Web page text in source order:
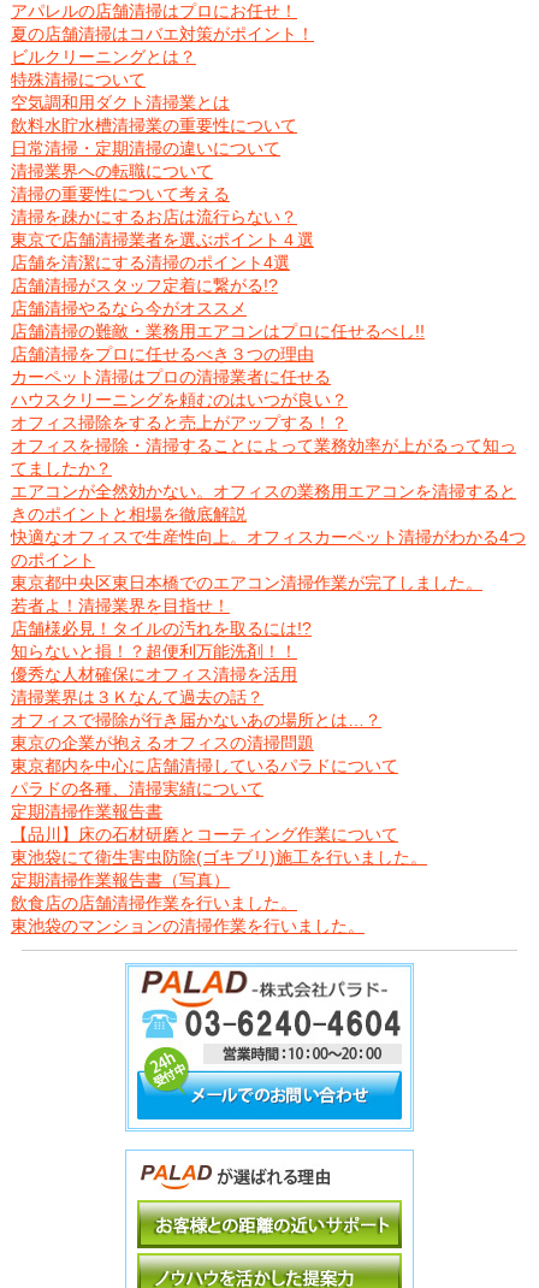
アパレルの店舗清掃はプロにお任せ！
夏の店舗清掃はコバエ対策がポイント！
ビルクリーニングとは？
特殊清掃について
空気調和用ダクト清掃業とは
飲料水貯水槽清掃業の重要性について
日常清掃・定期清掃の違いについて
清掃業界への転職について
清掃の重要性について考える
清掃を疎かにするお店は流行らない？
東京で店舗清掃業者を選ぶポイント４選
店舗を清潔にする清掃のポイント4選
店舗清掃がスタッフ定着に繋がる!?
店舗清掃やるなら今がオススメ
店舗清掃の難敵・業務用エアコンはプロに任せるべし!!
店舗清掃をプロに任せるべき３つの理由
カーペット清掃はプロの清掃業者に任せる
ハウスクリーニングを頼むのはいつが良い？
オフィス掃除をすると売上がアップする！？
オフィスを掃除・清掃することによって業務効率が上がるって知っ
てましたか？
エアコンが全然効かない。オフィスの業務用エアコンを清掃すると
きのポイントと相場を徹底解説
快適なオフィスで生産性向上。オフィスカーペット清掃がわかる4つ
のポイント
東京都中央区東日本橋でのエアコン清掃作業が完了しました。
若者よ！清掃業界を目指せ！
店舗様必見！タイルの汚れを取るには!?
知らないと損！？超便利万能洗剤！！
優秀な人材確保にオフィス清掃を活用
清掃業界は３Ｋなんて過去の話？
オフィスで掃除が行き届かないあの場所とは…？
東京の企業が抱えるオフィスの清掃問題
東京都内を中心に店舗清掃しているパラドについて
パラドの各種、清掃実績について
定期清掃作業報告書
【品川】床の石材研磨とコーティング作業について
東池袋にて衛生害虫防除(ゴキブリ)施工を行いました。
定期清掃作業報告書（写真）
飲食店の店舗清掃作業を行いました。
東池袋のマンションの清掃作業を行いました。